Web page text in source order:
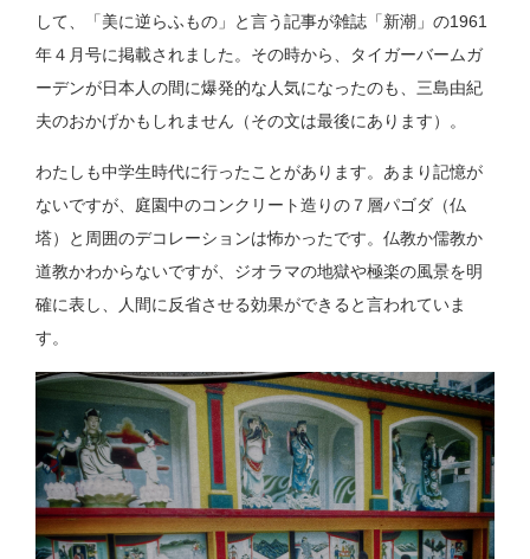
して、「美に逆らふもの」と言う記事が雑誌「新潮」の1961
年４月号に掲載されました。その時から、タイガーバームガ
ーデンが日本人の間に爆発的な人気になったのも、三島由紀
夫のおかげかもしれません（その文は最後にあります）。
わたしも中学生時代に行ったことがあります。あまり記憶が
ないですが、庭園中のコンクリート造りの７層パゴダ（仏
塔）と周囲のデコレーションは怖かったです。仏教か儒教か
道教かわからないですが、ジオラマの地獄や極楽の風景を明
確に表し、人間に反省させる効果ができると言われていま
す。